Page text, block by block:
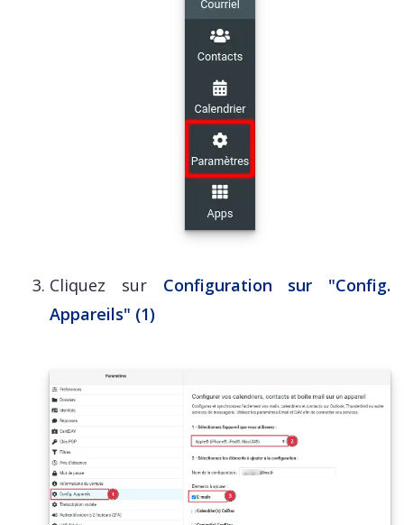
Cliquez sur Configuration sur "Config.
Appareils" (1)